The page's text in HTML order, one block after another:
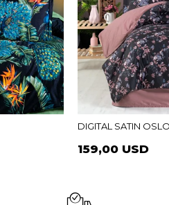
DIGITAL SATIN OSLO
159,00 USD